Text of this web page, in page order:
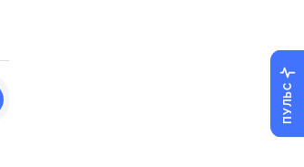
ПУЛЬС